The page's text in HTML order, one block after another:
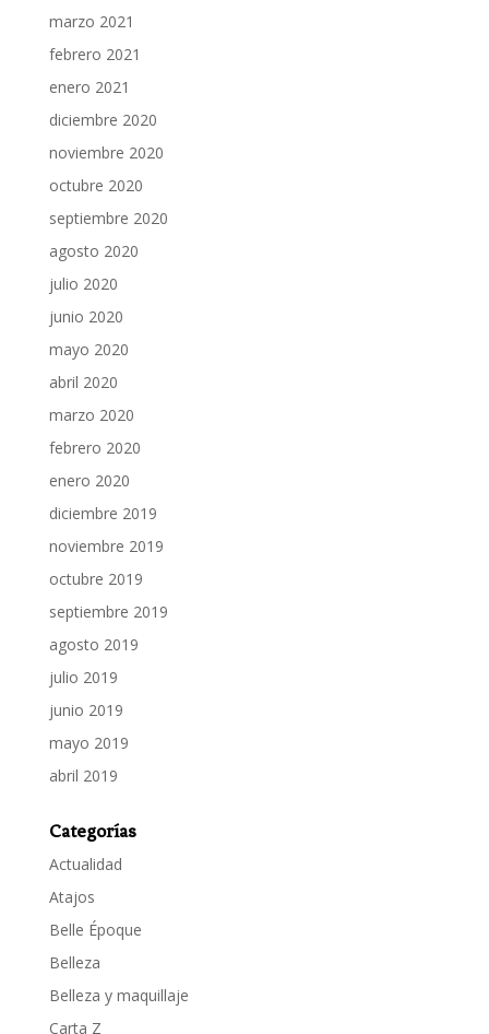
marzo 2021
febrero 2021
enero 2021
diciembre 2020
noviembre 2020
octubre 2020
septiembre 2020
agosto 2020
julio 2020
junio 2020
mayo 2020
abril 2020
marzo 2020
febrero 2020
enero 2020
diciembre 2019
noviembre 2019
octubre 2019
septiembre 2019
agosto 2019
julio 2019
junio 2019
mayo 2019
abril 2019
Categorías
Actualidad
Atajos
Belle Époque
Belleza
Belleza y maquillaje
Carta Z